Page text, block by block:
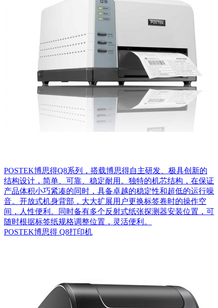
POSTEK博思得Q8系列，搭载博思得自主研发、极具创新的
结构设计，简单、可靠、稳定耐用。独特的机芯结构，在保证
产品体积小巧紧凑的同时，具备卓越的稳定性和超低的运行噪
音。开放式机身背部，大大扩展用户更换标签卷时的操作空
间，人性便利。同时备有多个反射式纸张探测器安装位置，可
随时根据标签纸规格调整位置，灵活便利。
POSTEK博思得 Q8打印机